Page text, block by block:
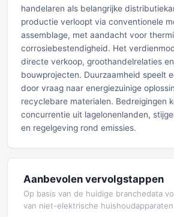
handelaren als belangrijke
productie verloopt via conventionele
assemblage, met aandacht voor
corrosiebestendigheid. Het
directe verkoop, groothandelrelaties
bouwprojecten. Duurzaamheid speelt
door vraag naar energiezuinige
recyclebare materialen. Bedreigingen
concurrentie uit lagelonenlanden,
en regelgeving rond emissies.
Aanbevolen vervolgstappen
Op basis van de huidige branchedata
van niet-elektrische huishoudapparaten